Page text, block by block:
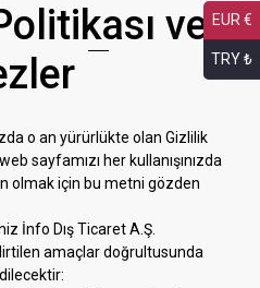
ve
o an yürürlükte olan Gizlilik
sayfamızı her kullanışınızda
olmak için bu metni gözden
İnfo Dış Ticaret A.Ş.
amaçlar doğrultusunda
EUR €
TRY ₺